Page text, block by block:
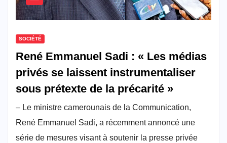
SOCIÉTÉ
René Emmanuel Sadi : « Les médias
privés se laissent instrumentaliser
sous prétexte de la précarité »
– Le ministre camerounais de la Communication,
René Emmanuel Sadi, a récemment annoncé une
série de mesures visant à soutenir la presse privée